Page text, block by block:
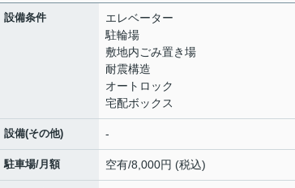
設備条件
エレベーター
駐輪場
敷地内ごみ置き場
耐震構造
オートロック
宅配ボックス
設備(その他) -
駐車場/月額 空有/8,000円 (税込)